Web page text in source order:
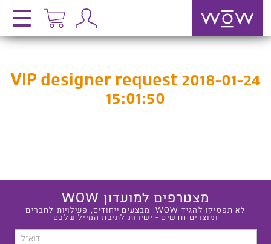
VIP designer request 2018-01-24
15:01:50
מצטרפים למועדון WOW
לא תפסיקו להגיד WOW! מבצעים ייחודים, פעילויות לחברים
ומוצרים חדשים - ישירות לתיבת המייל שלכם